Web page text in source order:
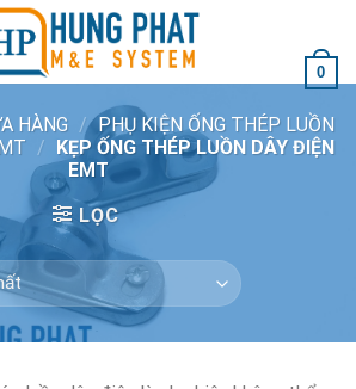
0
HÀNG / PHỤ KIỆN ỐNG THÉP LUỒN
/ KẸP ỐNG THÉP LUỒN DÂY ĐIỆN
EMT
LỌC